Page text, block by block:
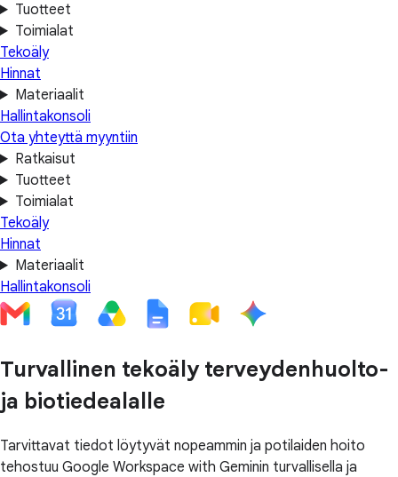
Tuotteet
Toimialat
Tekoäly
Hinnat
Materiaalit
Hallintakonsoli
Ota yhteyttä myyntiin
Ratkaisut
Tuotteet
Toimialat
Tekoäly
Hinnat
Materiaalit
Hallintakonsoli
Turvallinen tekoäly terveydenhuolto-
ja biotiedealalle
Tarvittavat tiedot löytyvät nopeammin ja potilaiden hoito
tehostuu Google Workspace with Geminin turvallisella ja